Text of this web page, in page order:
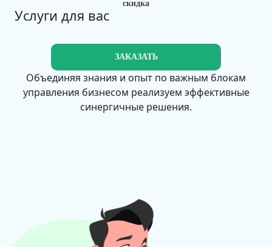
скидка
Услуги для вас
ЗАКАЗАТЬ
Объединяя знания и опыт по важным блокам
управления бизнесом реализуем эффективные
синергичные решения.